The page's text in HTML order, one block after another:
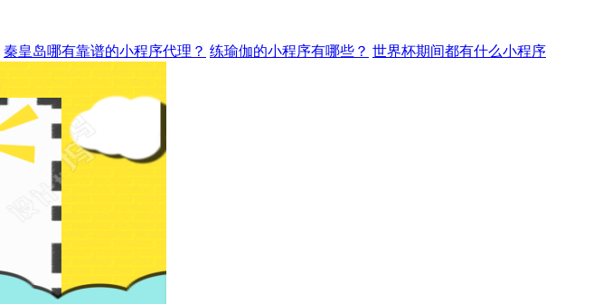
秦皇岛哪有靠谱的小程序代理？ 练瑜伽的小程序有哪些？ 世界杯期间都有什么小程序